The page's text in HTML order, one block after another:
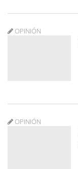
OPINIÓN
OPINIÓN